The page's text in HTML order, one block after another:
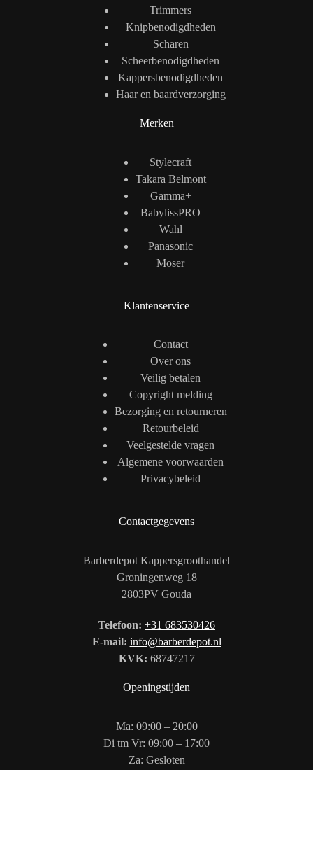
Trimmers
Knipbenodigdheden
Scharen
Scheerbenodigdheden
Kappersbenodigdheden
Haar en baardverzorging
Merken
Stylecraft
Takara Belmont
Gamma+
BabylissPRO
Wahl
Panasonic
Moser
Klantenservice
Contact
Over ons
Veilig betalen
Copyright melding
Bezorging en retourneren
Retourbeleid
Veelgestelde vragen
Algemene voorwaarden
Privacybeleid
Contactgegevens
Barberdepot Kappersgroothandel
Groningenweg 18
2803PV Gouda
Telefoon: +31 683530426
E-mail: info@barberdepot.nl
KVK: 68747217
Openingstijden
Ma: 09:00 – 20:00
Di tm Vr: 09:00 – 17:00
Za: Gesloten